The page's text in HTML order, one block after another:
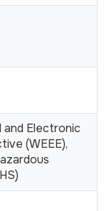
Electronic
(WEEE),